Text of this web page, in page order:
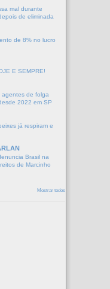
mal durante
de eliminada
de 8% no lucro
E SEMPRE!
agentes de folga
2022 em SP
já respiram e
Brasil na
de Marcinho
Mostrar todos